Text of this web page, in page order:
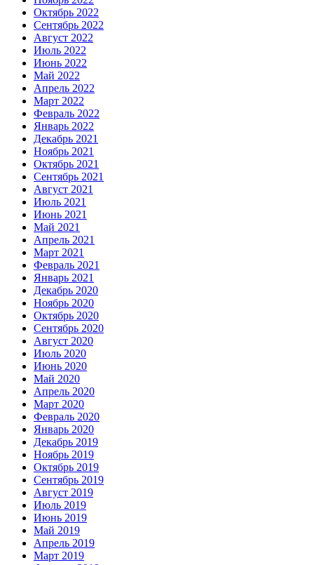
Октябрь 2022
Сентябрь 2022
Август 2022
Июль 2022
Июнь 2022
Май 2022
Апрель 2022
Март 2022
Февраль 2022
Январь 2022
Декабрь 2021
Ноябрь 2021
Октябрь 2021
Сентябрь 2021
Август 2021
Июль 2021
Июнь 2021
Май 2021
Апрель 2021
Март 2021
Февраль 2021
Январь 2021
Декабрь 2020
Ноябрь 2020
Октябрь 2020
Сентябрь 2020
Август 2020
Июль 2020
Июнь 2020
Май 2020
Апрель 2020
Март 2020
Февраль 2020
Январь 2020
Декабрь 2019
Ноябрь 2019
Октябрь 2019
Сентябрь 2019
Август 2019
Июль 2019
Июнь 2019
Май 2019
Апрель 2019
Март 2019